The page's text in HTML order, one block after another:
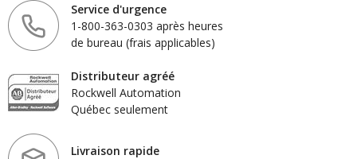
Service d'urgence
1-800-363-0303 après heures
de bureau (frais applicables)
Distributeur agréé
Rockwell Automation
Québec seulement
Livraison rapide